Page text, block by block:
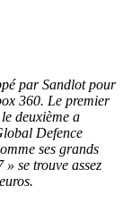
par Sandlot pour
360. Le premier
deuxième a
Defence
ses grands
se trouve assez